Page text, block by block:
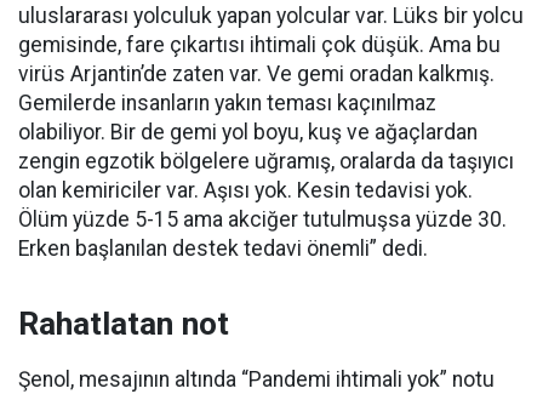
uluslararası yolculuk yapan yolcular var. Lüks bir yolcu
gemisinde, fare çıkartısı ihtimali çok düşük. Ama bu
virüs Arjantin’de zaten var. Ve gemi oradan kalkmış.
Gemilerde insanların yakın teması kaçınılmaz
olabiliyor. Bir de gemi yol boyu, kuş ve ağaçlardan
zengin egzotik bölgelere uğramış, oralarda da taşıyıcı
olan kemiriciler var. Aşısı yok. Kesin tedavisi yok.
Ölüm yüzde 5-15 ama akciğer tutulmuşsa yüzde 30.
Erken başlanılan destek tedavi önemli” dedi.
Rahatlatan not
Şenol, mesajının altında “Pandemi ihtimali yok” notu